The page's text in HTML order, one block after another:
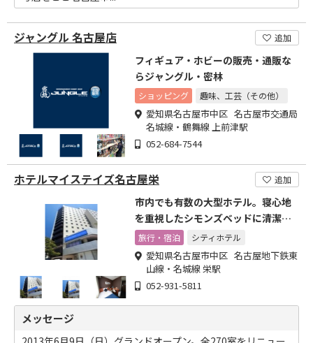
ジャングル 名古屋店 追加
フィギュア・ホビーの販売・通販な
らジャングル・密林
ショッピング 趣味、工芸（その他）
愛知県名古屋市中区 名古屋市交通局
名城線・鶴舞線 上前津駅
052-684-7544
ホテルマイステイズ名古屋栄 追加
市内でも有数の大型ホテル。寝心地
を重視したシモンズベッドに清潔感
あふれるデュベスタイル。
旅行・宿泊 シティホテル
愛知県名古屋市中区 名古屋地下鉄東
山線・名城線 栄駅
052-931-5811
メッセージ